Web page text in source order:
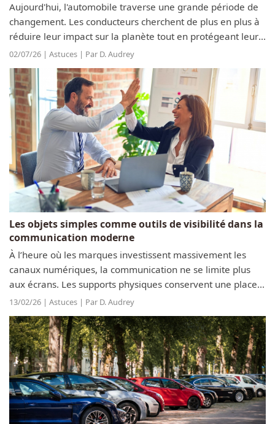
Aujourd'hui, l'automobile traverse une grande période de
changement. Les conducteurs cherchent de plus en plus à
réduire leur impact sur la planète tout en protégeant leur
portefeuille. Face aux prix élevés des modèles neufs, une
autre solution...
02/07/26 | Astuces | Par D. Audrey
Les objets simples comme outils de visibilité dans la
communication moderne
À l’heure où les marques investissent massivement les
canaux numériques, la communication ne se limite plus
aux écrans. Les supports physiques conservent une place
particulière dans les stratégies de visibilité, précisément
parce qu’ils...
13/02/26 | Astuces | Par D. Audrey